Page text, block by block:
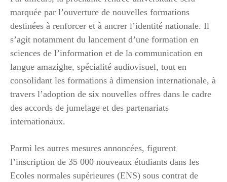
marquée par l’ouverture de nouvelles formations
destinées à renforcer et à ancrer l’identité nationale. Il
s’agit notamment du lancement d’une formation en
sciences de l’information et de la communication en
langue amazighe, spécialité audiovisuel, tout en
consolidant les formations à dimension internationale, à
travers l’adoption de six nouvelles offres dans le cadre
des accords de jumelage et des partenariats
internationaux.
Parmi les autres mesures annoncées, figurent
l’inscription de 35 000 nouveaux étudiants dans les
Ecoles normales supérieures (ENS) sous contrat de